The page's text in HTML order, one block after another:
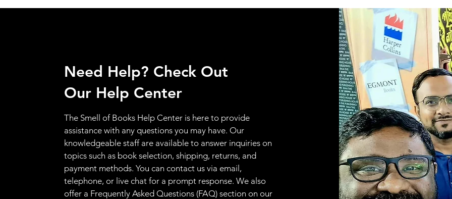
Need Help? Check Out
Our Help Center
The Smell of Books Help Center is here to provide
assistance with any questions you may have. Our
knowledgeable staff are available to answer inquiries on
topics such as book selection, shipping, returns, and
payment methods. You can contact us via email,
telephone, or live chat for a prompt response. We also
offer a Frequently Asked Questions (FAQ) section on our